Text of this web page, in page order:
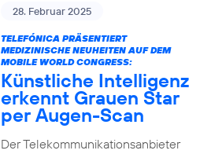
28. Februar 2025
TELEFÓNICA PRÄSENTIERT
MEDIZINISCHE NEUHEITEN AUF DEM
MOBILE WORLD CONGRESS:
Künstliche Intelligenz
erkennt Grauen Star
per Augen-Scan
Der Telekommunikationsanbieter